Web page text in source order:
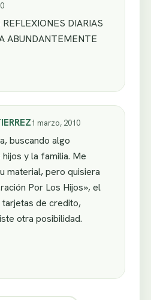
DIARIAS
ABUNDANTEMENTE
1 marzo, 2010
buscando algo
y la familia. Me
material, pero quisiera
Por Los Hijos», el
de credito,
otra posibilidad.